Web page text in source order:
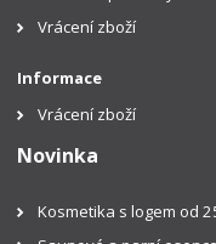
Vrácení zboží
Informace
Vrácení zboží
Novinka
Kosmetika s logem od